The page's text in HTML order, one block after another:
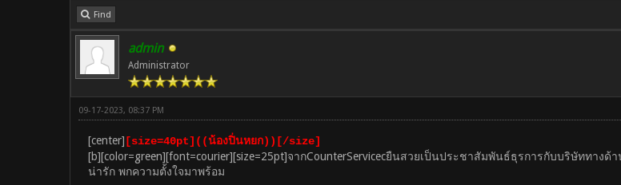
Find
admin
Administrator
09-17-2023, 08:37 PM
[center] [size=40pt]((น้องปิ่นหยก))[/size]
[b][color=green][font=courier][size=25pt]จากCounterServicecยืนสวยเป็นประชาสัมพันธ์ธุรการกับบริษัททา
น่ารัก พกความตั้งใจมาพร้อม